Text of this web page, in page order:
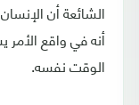
أنه في واقع
الوقت نفسه.